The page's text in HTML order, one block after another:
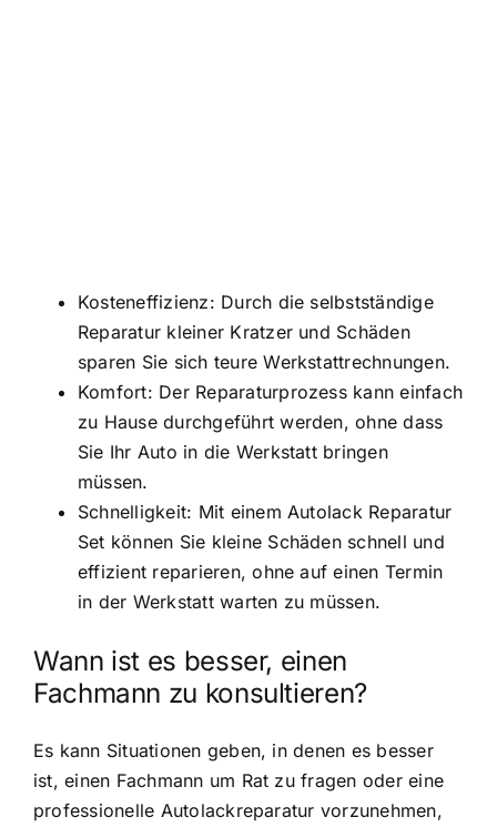
Kosteneffizienz: Durch die selbstständige
Reparatur kleiner Kratzer und Schäden
sparen Sie sich teure Werkstattrechnungen.
Komfort: Der Reparaturprozess kann einfach
zu Hause durchgeführt werden, ohne dass
Sie Ihr Auto in die Werkstatt bringen
müssen.
Schnelligkeit: Mit einem Autolack Reparatur
Set können Sie kleine Schäden schnell und
effizient reparieren, ohne auf einen Termin
in der Werkstatt warten zu müssen.
Wann ist es besser, einen
Fachmann zu konsultieren?
Es kann Situationen geben, in denen es besser
ist, einen Fachmann um Rat zu fragen oder eine
professionelle Autolackreparatur vorzunehmen,